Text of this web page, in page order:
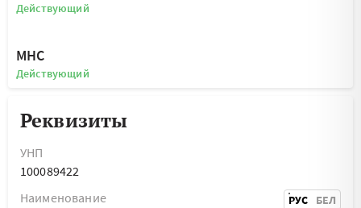
Действующий
МНС
Действующий
Реквизиты
УНП
100089422
Наименование
РУС БЕЛ